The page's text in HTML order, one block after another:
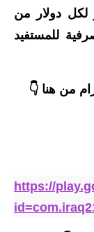
ويباع بـ(1320) دينار لكل دولار من
للمستفيد
من هنا 👇
https://